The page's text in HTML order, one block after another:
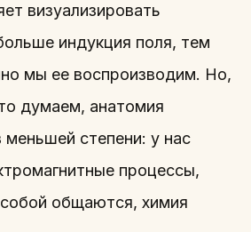
визуализировать
индукция поля, тем
мы ее воспроизводим. Но,
думаем, анатомия
меньшей степени: у нас
процессы,
общаются, химия